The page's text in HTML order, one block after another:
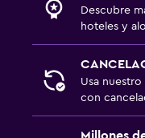
Terraza/patioDescubre
hoteles y
Usa
con
Millones